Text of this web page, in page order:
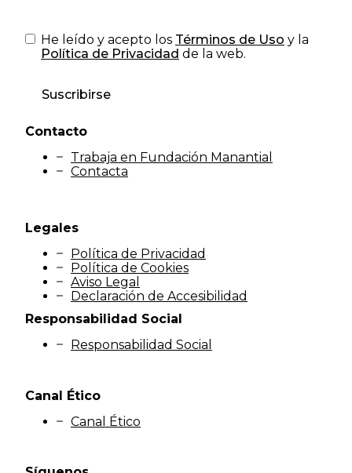
He leído y acepto los Términos de Uso y la
Política de Privacidad de la web.
Suscribirse
Contacto
Trabaja en Fundación Manantial
Contacta
Legales
Política de Privacidad
Política de Cookies
Aviso Legal
Declaración de Accesibilidad
Responsabilidad Social
Responsabilidad Social
Canal Ético
Canal Ético